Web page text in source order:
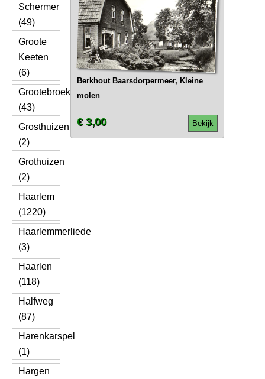
Schermer
(49)
Groote
Keeten
(6)
Grootebroek
(43)
Grosthuizen
(2)
Grothuizen
(2)
Haarlem
(1220)
Haarlemmerliede
(3)
Haarlen
(118)
Halfweg
(87)
Harenkarspel
(1)
Hargen
Berkhout Baarsdorpermeer, Kleine
molen
Bekijk
€ 3,00